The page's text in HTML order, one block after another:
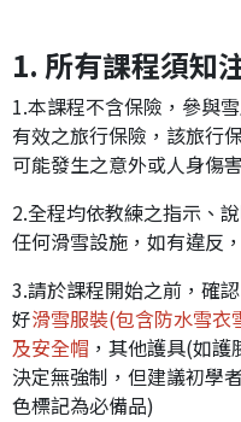
1. 所有課程須知
1.本課程不含保險，參與
有效之旅行保險，該旅行
可能發生之意外或人身傷
2.全程均依教練之指示、
任何滑雪設施，如有違反
3.請於課程開始之前，確
好滑雪服裝(包含防水雪
及安全帽 ，其他護具(如
決定無強制，但建議初學
色標記為必備品)